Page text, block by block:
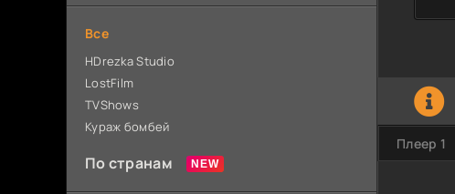
Плеер 1
Все
HDrezka Studio
LostFilm
TVShows
Кураж бомбей
По странам